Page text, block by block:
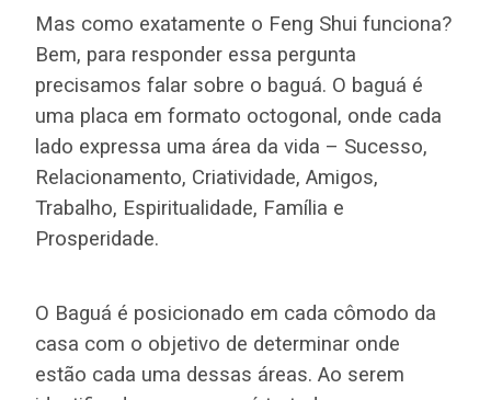
Mas como exatamente o Feng Shui funciona?
Bem, para responder essa pergunta
precisamos falar sobre o baguá. O baguá é
uma placa em formato octogonal, onde cada
lado expressa uma área da vida – Sucesso,
Relacionamento, Criatividade, Amigos,
Trabalho, Espiritualidade, Família e
Prosperidade.
O Baguá é posicionado em cada cômodo da
casa com o objetivo de determinar onde
estão cada uma dessas áreas. Ao serem